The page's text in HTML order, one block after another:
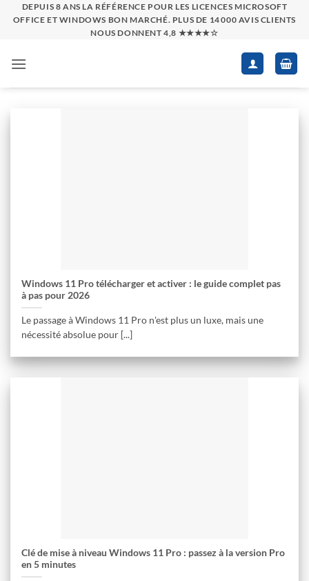
PasserDEPUIS 8 ANS LA RÉFÉRENCE POUR LES LICENCES MICROSOFT
OFFICE ET WINDOWS BON MARCHÉ. PLUS DE 14 000 AVIS CLIENTS
NOUS DONNENT 4,8 ★★★★☆
Windows 11 Pro télécharger et activer : le guide complet pas
à pas pour 2026
Le passage à Windows 11 Pro n'est plus un luxe, mais une
nécessité absolue pour [...]
Clé de mise à niveau Windows 11 Pro : passez à la version Pro
en 5 minutes